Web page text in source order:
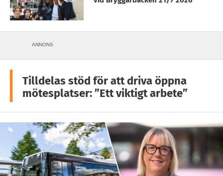
ANNONS
Tilldelas stöd för att driva öppna
mötesplatser: ”Ett viktigt arbete”